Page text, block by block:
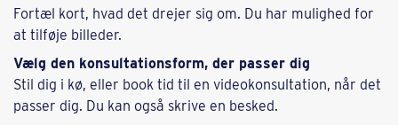
Fortæl kort, hvad det drejer sig om. Du har mulighed for
at tilføje billeder.
Vælg den konsultationsform, der passer dig
Stil dig i kø, eller book tid til en videokonsultation, når det
passer dig. Du kan også skrive en besked.